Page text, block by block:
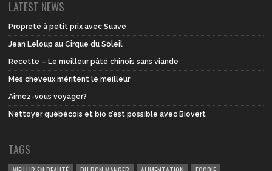
LATEST NEWS
Propreté à petit prix avec Suave
Jean Leloup au Cirque du Soleil
Recette – Le meilleur pâté chinois sans viande
Mes cheveux méritent le meilleur
Aimez-vous voyager?
Nettoyer québécois et bio c’est possible avec Biovert
TAGS